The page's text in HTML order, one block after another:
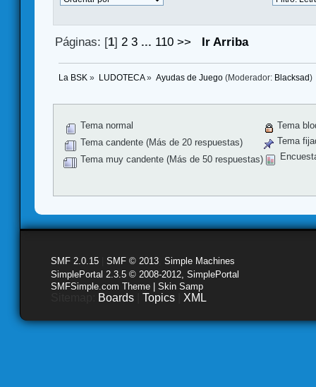
Páginas: [1] 2 3 ... 110 >> Ir Arriba
La BSK » LUDOTECA» Ayudas de Juego(Moderador: Blacksad)
Tema normal
Tema candente (Más de 20 respuestas)
Tema muy candente (Más de 50 respuestas)
Tema
Tema
SMF 2.0.15 SMF © 2013 Simple Machines
SimplePortal 2.3.5 © 2008-2012, SimplePortal
SMFSimple.com Theme | Skin Samp
Boards Topics XML